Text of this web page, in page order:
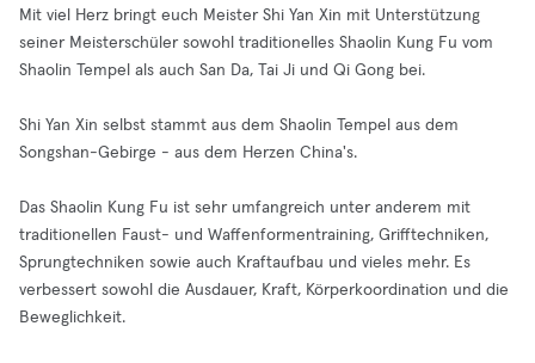
Mit viel Herz bringt euch Meister Shi Yan Xin mit Unterstützung
seiner Meisterschüler sowohl traditionelles Shaolin Kung Fu vom
Shaolin Tempel als auch San Da, Tai Ji und Qi Gong bei.
Shi Yan Xin selbst stammt aus dem Shaolin Tempel aus dem
Songshan-Gebirge - aus dem Herzen China's.
Das Shaolin Kung Fu ist sehr umfangreich unter anderem mit
traditionellen Faust- und Waffenformentraining, Grifftechniken,
Sprungtechniken sowie auch Kraftaufbau und vieles mehr. Es
verbessert sowohl die Ausdauer, Kraft, Körperkoordination und die
Beweglichkeit.